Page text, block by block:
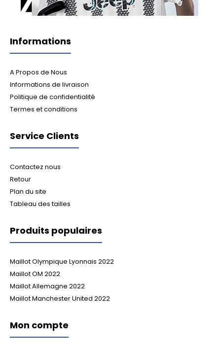
Informations
A Propos de Nous
Informations de livraison
Politique de confidentialité
Termes et conditions
Service Clients
Contactez nous
Retour
Plan du site
Tableau des tailles
Produits populaires
Maillot Olympique Lyonnais 2022
Maillot OM 2022
Maillot Allemagne 2022
Maillot Manchester United 2022
Mon compte